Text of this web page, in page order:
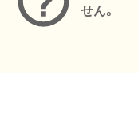
せん。